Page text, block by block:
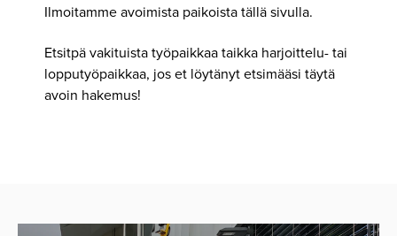
Ilmoitamme avoimista paikoista tällä sivulla.
Etsitpä vakituista työpaikkaa taikka harjoittelu- tai
lopputyöpaikkaa, jos et löytänyt etsimääsi täytä
avoin hakemus!